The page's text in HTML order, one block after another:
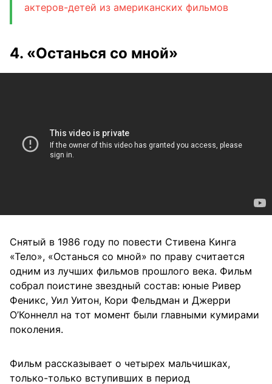
актеров-детей из американских фильмов
4. «Останься со мной»
Снятый в 1986 году по повести Стивена Кинга
«Тело», «Останься со мной» по праву считается
одним из лучших фильмов прошлого века. Фильм
собрал поистине звездный состав: юные Ривер
Феникс, Уил Уитон, Кори Фельдман и Джерри
О’Коннелл на тот момент были главными кумирами
поколения.
Фильм рассказывает о четырех мальчишках,
только-только вступивших в период